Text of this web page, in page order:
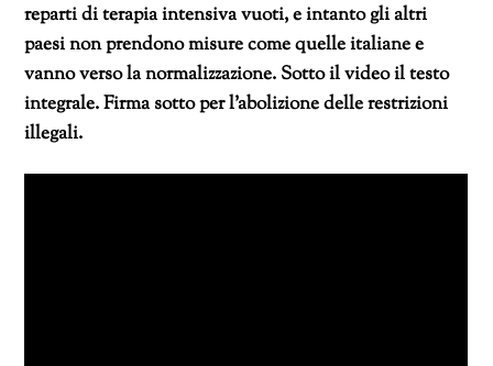
reparti di terapia intensiva vuoti, e intanto gli altri
paesi non prendono misure come quelle italiane e
vanno verso la normalizzazione. Sotto il video il testo
integrale. Firma sotto per l’abolizione delle restrizioni
illegali.